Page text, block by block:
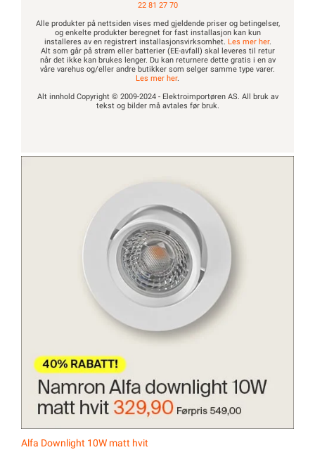
22 81 27 70
Alle produkter på nettsiden vises med gjeldende priser og betingelser,
og enkelte produkter beregnet for fast installasjon kan kun
installeres av en registrert installasjonsvirksomhet. Les mer her.
Alt som går på strøm eller batterier (EE-avfall) skal leveres til retur
når det ikke kan brukes lenger. Du kan returnere dette gratis i en av
våre varehus og/eller andre butikker som selger samme type varer.
Les mer her.
Alt innhold Copyright © 2009-2024 - Elektroimportøren AS. All bruk av
tekst og bilder må avtales før bruk.
Alfa Downlight 10W matt hvit